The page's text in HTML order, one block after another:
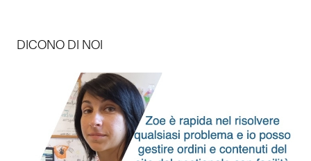
DICONO DI NOI